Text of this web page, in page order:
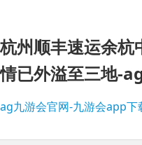
杭州顺丰速运余杭
情已外溢至三地-
ag九游会官网-九游会app下